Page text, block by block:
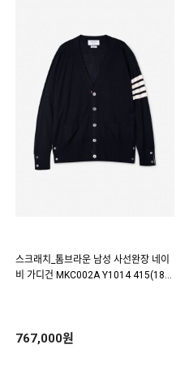
스크래치_톰브라운 남성 사선완장 네이
비 가디건 MKC002A Y1014 415(187
767,000원